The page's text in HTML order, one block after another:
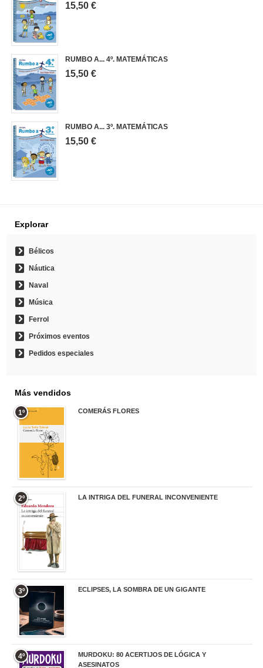
15,50 €
RUMBO A... 4º. MATEMÁTICAS
15,50 €
RUMBO A... 3º. MATEMÁTICAS
15,50 €
Explorar
Bélicos
Náutica
Naval
Música
Ferrol
Próximos eventos
Pedidos especiales
Más vendidos
1º COMERÁS FLORES
2º LA INTRIGA DEL FUNERAL INCONVENIENTE
3º ECLIPSES, LA SOMBRA DE UN GIGANTE
4º
MURDOKU: 80 ACERTIJOS DE LÓGICA Y
ASESINATOS